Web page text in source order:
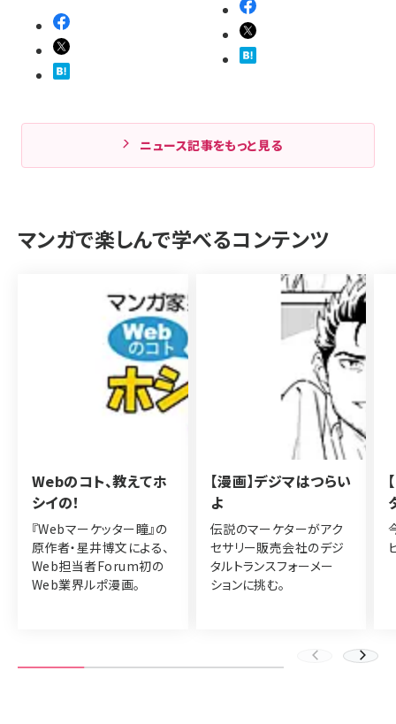
ニュース記事をもっと見る
マンガで楽しんで学べるコンテンツ
Webのコト、教えてホ
シイの！
『Webマーケッター瞳』の
原作者・星井博文による、
Web担当者Forum初の
Web業界ルポ漫画。
【漫画】デジマはつらい
よ
伝説のマーケターがアク
セサリー販売会社のデジ
タルトランスフォーメー
ションに挑む。